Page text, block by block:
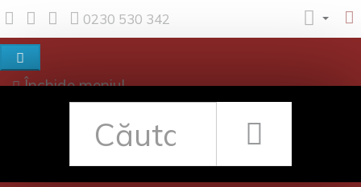
0230 530 342
Închide meniul
Rețea librării